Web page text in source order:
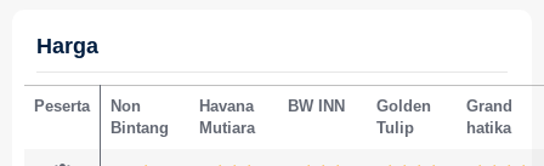
Harga
Peserta
Non
Bintang
Havana
Mutiara
BW INN
Golden
Tulip
Grand
hatika